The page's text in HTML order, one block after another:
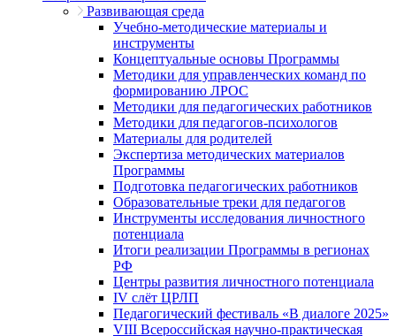
Развивающая среда
Учебно-методические материалы и
инструменты
Концептуальные основы Программы
Методики для управленческих команд по
формированию ЛРОС
Методики для педагогических работников
Методики для педагогов-психологов
Материалы для родителей
Экспертиза методических материалов
Программы
Подготовка педагогических работников
Образовательные треки для педагогов
Инструменты исследования личностного
потенциала
Итоги реализации Программы в регионах
РФ
Центры развития личностного потенциала
IV слёт ЦРЛП
Педагогический фестиваль «В диалоге 2025»
VIII Всероссийская научно-практическая